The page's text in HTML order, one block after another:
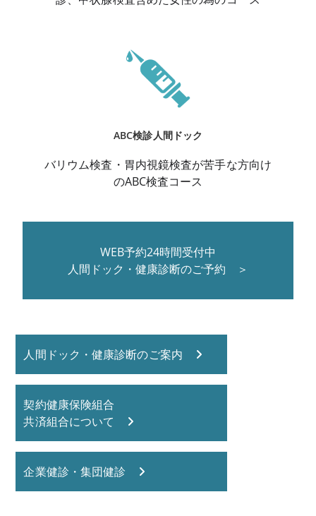
ABC検診人間ドック
バリウム検査・胃内視鏡検査が苦手な方向け
のABC検査コース
WEB予約24時間受付中
人間ドック・健康診断のご予約 ＞
人間ドック・健康診断のご案内
契約健康保険組合
共済組合について
企業健診・集団健診